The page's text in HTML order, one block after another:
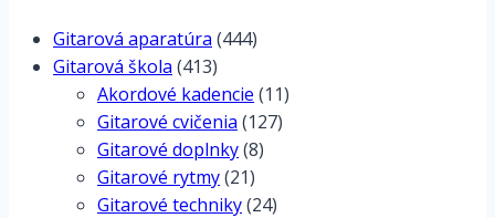
Gitarová aparatúra (444)
Gitarová škola (413)
Akordové kadencie (11)
Gitarové cvičenia (127)
Gitarové doplnky(8)
Gitarové rytmy(21)
Gitarové techniky(24)